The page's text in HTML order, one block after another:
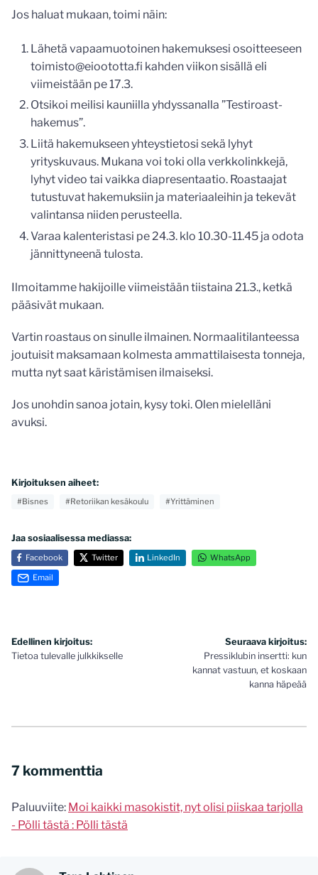
Jos haluat mukaan, toimi näin:
Lähetä vapaamuotoinen hakemuksesi osoitteeseen
toimisto@eioototta.fi kahden viikon sisällä eli
viimeistään pe 17.3.
Otsikoi meilisi kauniilla yhdyssanalla ”Testiroast-
hakemus”.
Liitä hakemukseen yhteystietosi sekä lyhyt
yrityskuvaus. Mukana voi toki olla verkkolinkkejä,
lyhyt video tai vaikka diapresentaatio. Roastaajat
tutustuvat hakemuksiin ja materiaaleihin ja tekevät
valintansa niiden perusteella.
Varaa kalenteristasi pe 24.3. klo 10.30-11.45 ja odota
jännittyneenä tulosta.
Ilmoitamme hakijoille viimeistään tiistaina 21.3., ketkä
pääsivät mukaan.
Vartin roastaus on sinulle ilmainen. Normaalitilanteessa
joutuisit maksamaan kolmesta ammattilaisesta tonneja,
mutta nyt saat käristämisen ilmaiseksi.
Jos unohdin sanoa jotain, kysy toki. Olen mielelläni
avuksi.
Kirjoituksen aiheet:
#Bisnes #Retoriikan kesäkoulu #Yrittäminen
Jaa sosiaalisessa mediassa:
Facebook Twitter LinkedIn WhatsApp
Email
Artikkelien
selaus
Edellinen kirjoitus:
Tietoa tulevalle julkkikselle
Seuraava kirjoitus:
Pressiklubin insertti: kun
kannat vastuun, et koskaan
kanna häpeää
7 kommenttia
Paluuviite: Moi kaikki masokistit, nyt olisi piiskaa tarjolla
- Pölli tästä : Pölli tästä